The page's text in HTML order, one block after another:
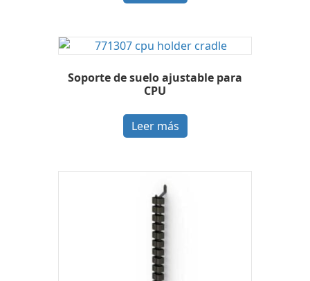
Soporte de suelo ajustable para
CPU
Leer más